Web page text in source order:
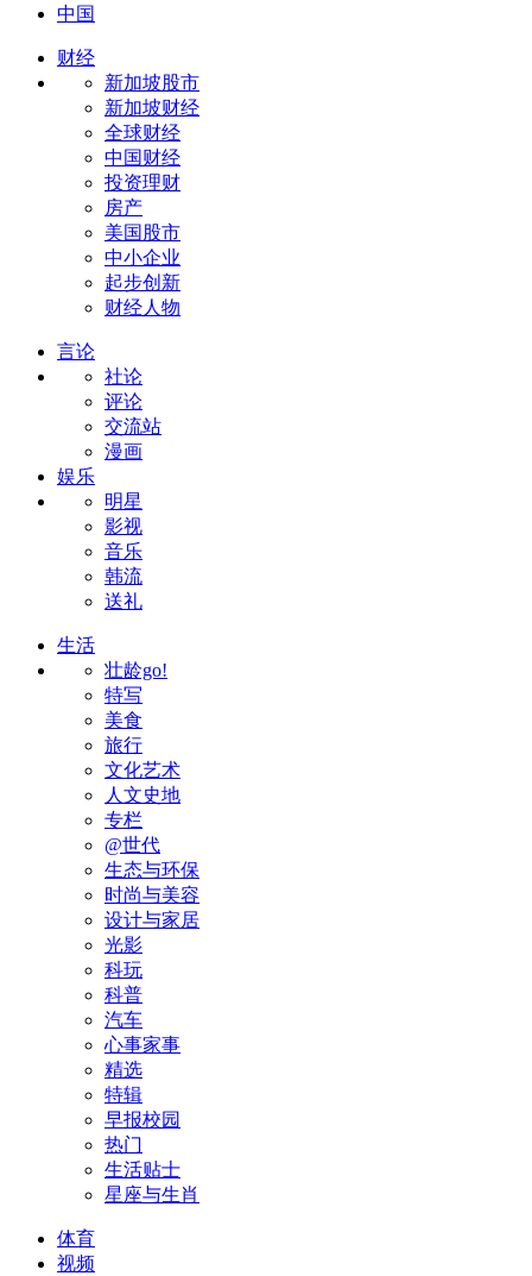
中国
财经
新加坡股市
新加坡财经
全球财经
中国财经
投资理财
房产
美国股市
中小企业
起步创新
财经人物
言论
社论
评论
交流站
漫画
娱乐
明星
影视
音乐
韩流
送礼
生活
壮龄go!
特写
美食
旅行
文化艺术
人文史地
专栏
@世代
生态与环保
时尚与美容
设计与家居
光影
科玩
科普
汽车
心事家事
精选
特辑
早报校园
热门
生活贴士
星座与生肖
体育
视频